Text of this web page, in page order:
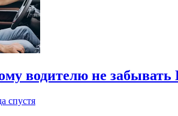
водителю не
спустя